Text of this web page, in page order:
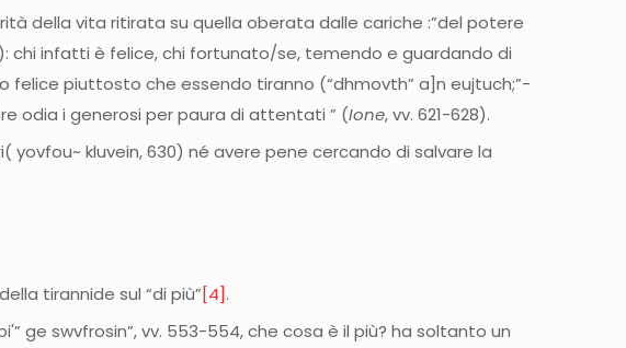
della vita ritirata su quella oberata dalle cariche :”del potere
chi infatti è felice, chi fortunato/se, temendo e guardando di
felice piuttosto che essendo tiranno (“dhmovth” a]n eujtuch;”-
odia i generosi per paura di attentati ” (Ione, vv. 621-628).
kluvein, 630) né avere pene cercando di salvare la
tirannide sul “di più”[4].
ge swvfrosin”, vv. 553-554, che cosa è il più? ha soltanto un